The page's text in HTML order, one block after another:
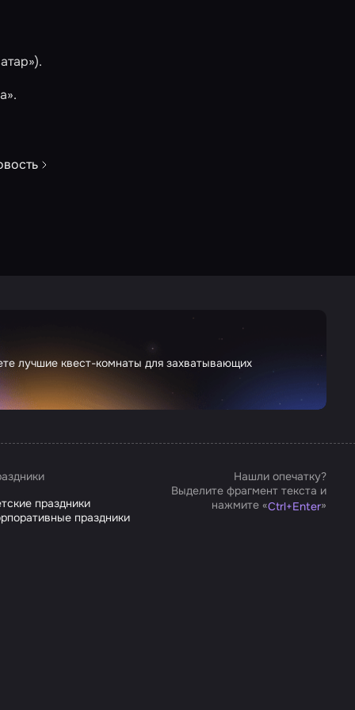
.
лучшие квест-комнаты для захватывающих
праздники
праздники
Нашли опечатку?
Выделите фрагмент текста и
нажмите «Ctrl+Enter»